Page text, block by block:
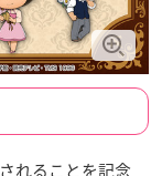
れることを記念